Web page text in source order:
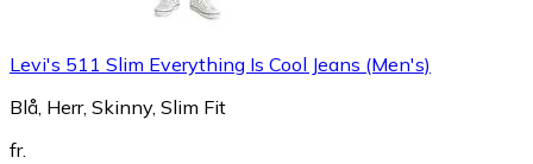
Levi's 511 Slim Everything Is Cool Jeans (Men's)
Blå, Herr, Skinny, Slim Fit
fr.